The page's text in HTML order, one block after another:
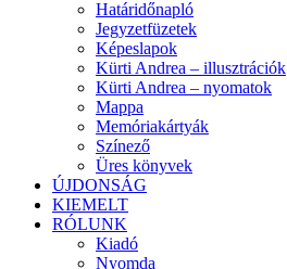
Határidőnapló
Jegyzetfüzetek
Képeslapok
Kürti Andrea – illusztrációk
Kürti Andrea – nyomatok
Mappa
Memóriakártyák
Színező
Üres könyvek
ÚJDONSÁG
KIEMELT
RÓLUNK
Kiadó
Nyomda